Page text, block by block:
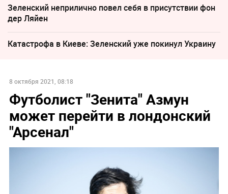
Зеленский неприлично повел cебя в присутствии фон
дер Ляйен
Катастрофа в Киеве: Зеленский уже покинул Украину
8 октября 2021, 08:18
Футболист "Зенита" Азмун
может перейти в лондонский
"Арсенал"